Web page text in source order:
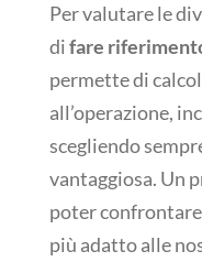
Per valutare le
difare
permette di
all’operazione,
scegliendo
vantaggiosa. Un
poter
più adatto alle